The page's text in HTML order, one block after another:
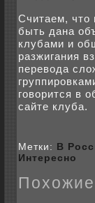
Считаем, что
быть дана
клубами и
разжигания
перевода
говорится в
сайте клуба.
Метки: В
Интересно